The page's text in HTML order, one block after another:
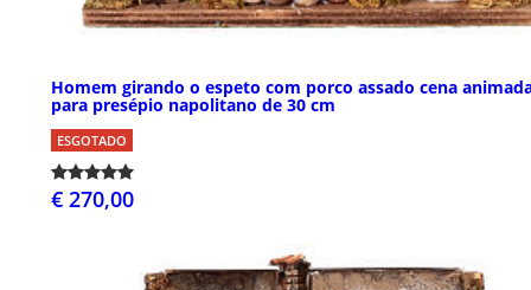
Homem girando o espeto com porco assado cena
para presépio napolitano de 30 cm
ESGOTADO
€ 270,00